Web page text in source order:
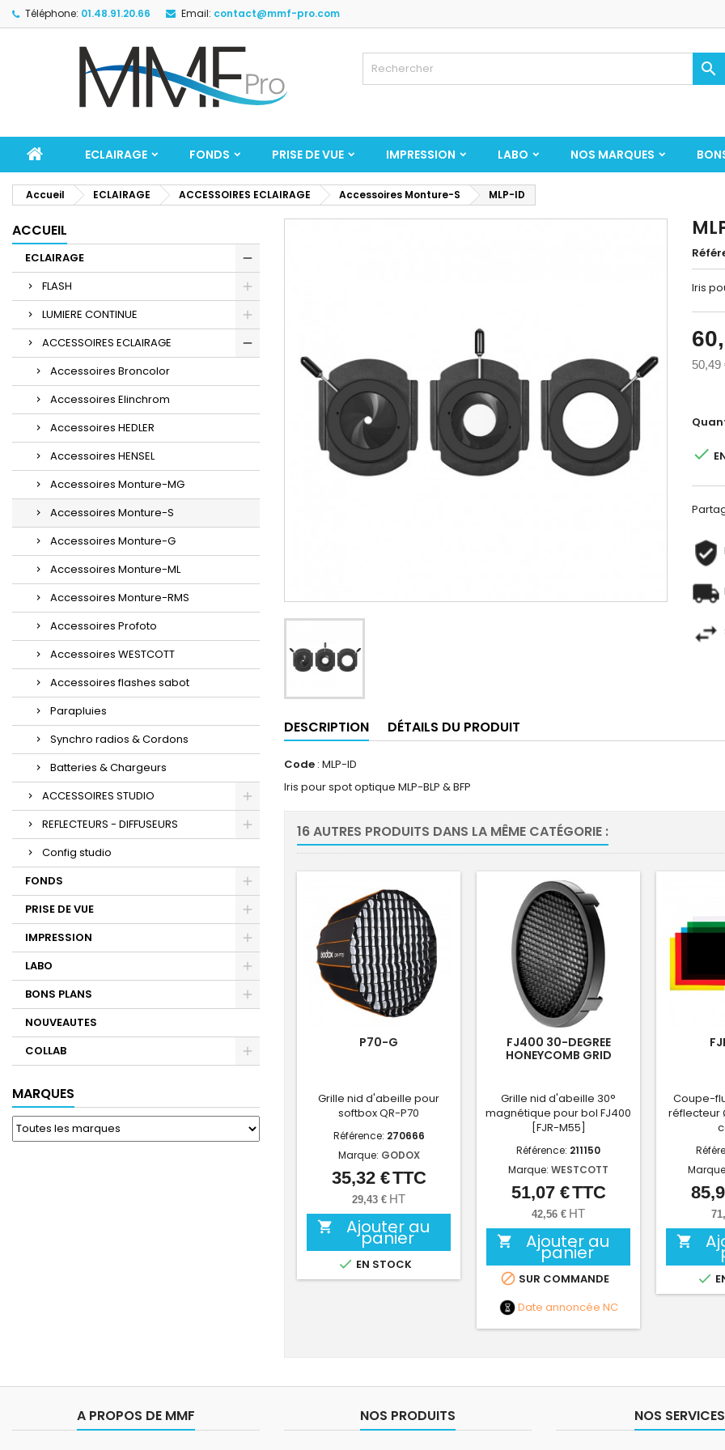
Téléphone: 01.48.91.20.66 Email: contact@mmf-pro.com

ECLAIRAGE FONDS PRISE DE VUE IMPRESSION LABO NOS MARQUES
Accueil ECLAIRAGE ACCESSOIRES ECLAIRAGE Accessoires Monture-S MLP-ID
ACCUEIL
ECLAIRAGE
FLASH
LUMIERE CONTINUE
ACCESSOIRES ECLAIRAGE
Accessoires Broncolor
Accessoires Elinchrom
Accessoires HEDLER
Accessoires HENSEL
Accessoires Monture-MG
Accessoires Monture-S
Accessoires Monture-G
Accessoires Monture-ML
Accessoires Monture-RMS
Accessoires Profoto
Accessoires WESTCOTT
Accessoires flashes sabot
Parapluies
Synchro radios & Cordons
Batteries & Chargeurs
ACCESSOIRES STUDIO
REFLECTEURS - DIFFUSEURS
Config studio
FONDS
PRISE DE VUE
IMPRESSION
LABO
BONS PLANS
NOUVEAUTES
COLLAB
MARQUES
Iris
50,49

DESCRIPTION DÉTAILS DU PRODUIT
Code : MLP-ID
Iris pour spot optique MLP-BLP & BFP
16 AUTRES PRODUITS DANS LA MÊME CATÉGORIE :
P70-G
Grille nid d'abeille pour
softbox QR-P70
Référence: 270666
Marque: GODOX
Prix
35,32 €TTC
29,43 € HT
 Ajouter au
panier
 EN STOCK
FJ400 30-DEGREE
HONEYCOMB GRID
Grille nid d'abeille 30°
magnétique pour bol FJ400
[FJR-M55]
Référence: 211150
Marque: WESTCOTT
Prix
51,07 €TTC
42,56 € HT
 Ajouter au
panier
 SUR COMMANDE
Date annoncée NC
Coupe-
réflecteur


A PROPOS DE MMF NOS PRODUITS NOS SERVICES